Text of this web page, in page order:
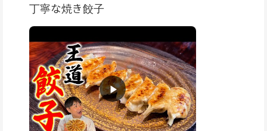
丁寧な焼き餃子